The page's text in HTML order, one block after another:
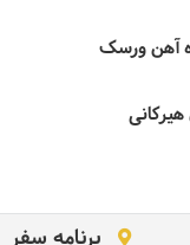
آهن ورسک